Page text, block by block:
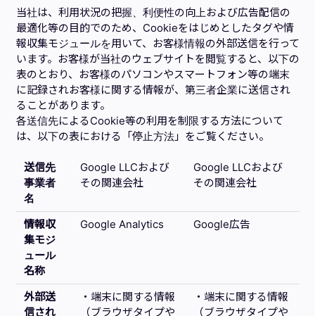
当社は、利用状況の把握、利便性の向上および広告配信の
最適化等の目的でのため、Cookieをはじめとしたタグや情
報収集モジュールを用いて、お客様情報の外部送信を行って
います。お客様が当社のウェブサイトを閲覧すると、以下の
表のとおり、お客様のパソコンやスマートフォン等の端末
に記録されお客様に関する情報が、第三者企業に送信され
ることがあります。
各送信先によるCookie等の利用を制限する方法について
は、以下の表における「停止方法」をご覧ください。
送信先
事業者
名
Google LLCおよび
その関連会社
Google LLCおよび
その関連会社
情報収
集モジ
ュール
名称
Google Analytics Google広告
外部送
信され
・端末に関する情報
（ブラウザタイプや
・端末に関する情報
（ブラウザタイプや